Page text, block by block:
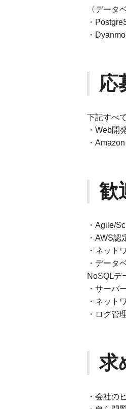
〈データ
・
・
応
下記すべ
・Web開
・
歓
・Agile/
・AWS
・ネット
・データ
NoSQLデ
・サーバ
・ネット
・ログ管
求
・会社の